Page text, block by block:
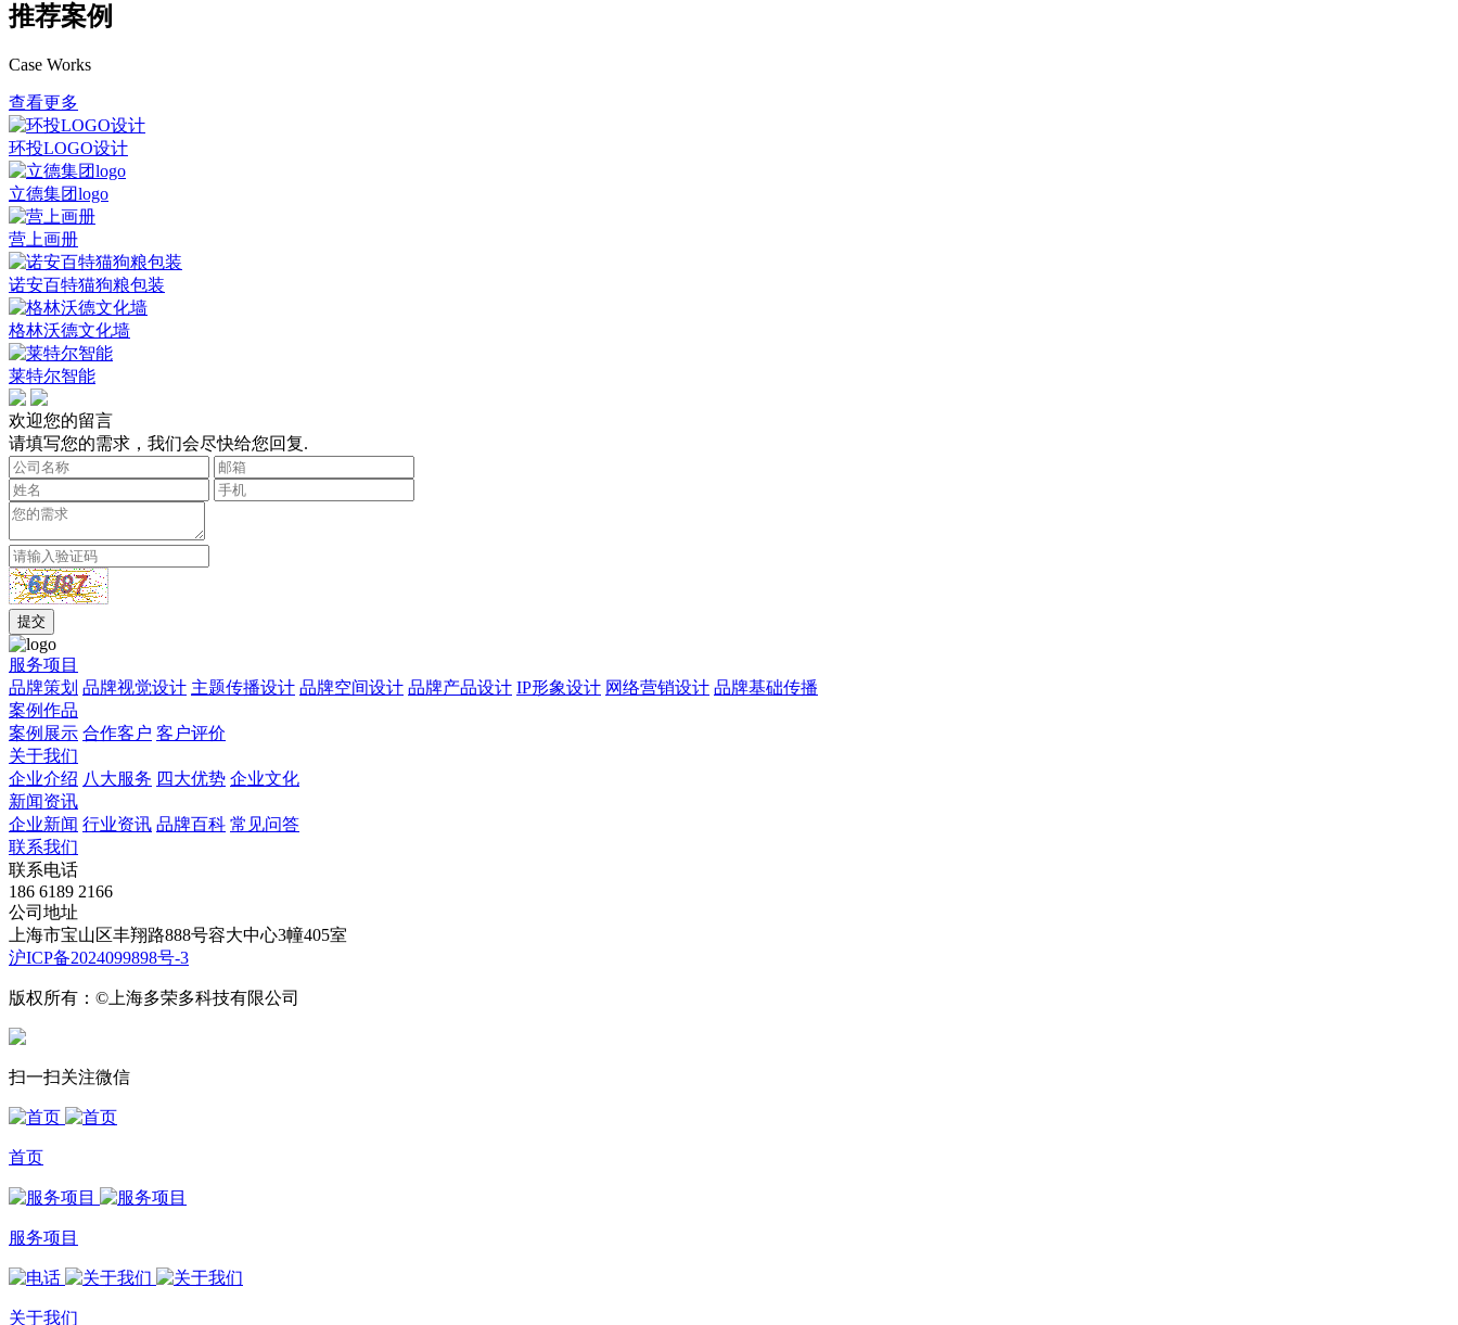
推荐案例
Case Works
查看更多
环投LOGO设计
立德集团logo
营上画册
诺安百特猫狗粮包装
格林沃德文化墙
莱特尔智能
欢迎您的留言
请填写您的需求，我们会尽快给您回复.
服务项目
品牌策划 品牌视觉设计 主题传播设计 品牌空间设计 品牌产品设计 IP形象设计 网络营销设计 品牌基础传播
案例作品
案例展示 合作客户 客户评价
关于我们
企业介绍 八大服务 四大优势 企业文化
新闻资讯
企业新闻 行业资讯 品牌百科 常见问答
联系我们
联系电话
186 6189 2166
公司地址
上海市宝山区丰翔路888号容大中心3幢405室
沪ICP备2024099898号-3
版权所有：©上海多荣多科技有限公司
扫一扫关注微信
首页
服务项目
关于我们